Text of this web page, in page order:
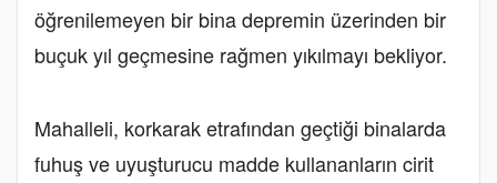
öğrenilemeyen bir bina depremin üzerinden bir
buçuk yıl geçmesine rağmen yıkılmayı bekliyor.
Mahalleli, korkarak etrafından geçtiği binalarda
fuhuş ve uyuşturucu madde kullananların cirit